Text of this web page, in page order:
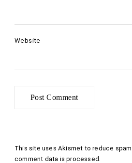
Website
This site uses Akismet to reduce spam.
comment data is processed